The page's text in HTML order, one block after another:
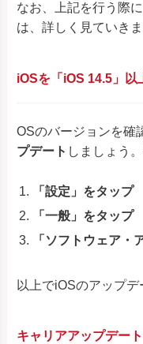
なお、上記を行う際
は、詳しく見ていきま
iOSを「iOS 14.5」以
OSのバージョンを確
プデート しましょう
「設定」をタップ
「一般」をタップ
「ソフトウェア・
以上でiOSのアップデ
キャリアアップデート